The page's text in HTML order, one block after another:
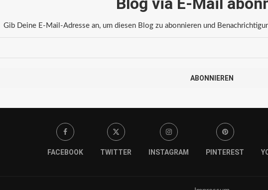
Gib Deine E-Mail-Adresse an, um diesen Blog zu abonnieren und
ABONNIEREN
FACEBOOK TWITTER INSTAGRAM PINTEREST